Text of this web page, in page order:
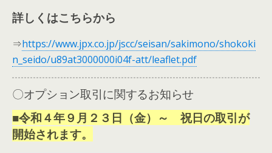
詳しくはこちらから
⇒https://www.jpx.co.jp/jscc/seisan/sakimono/shokoki
n_seido/u89at3000000i04f-att/leaflet.pdf
〇オプション取引に関するお知らせ
■令和４年９月２３日（金）～ 祝日の取引が
開始されます。